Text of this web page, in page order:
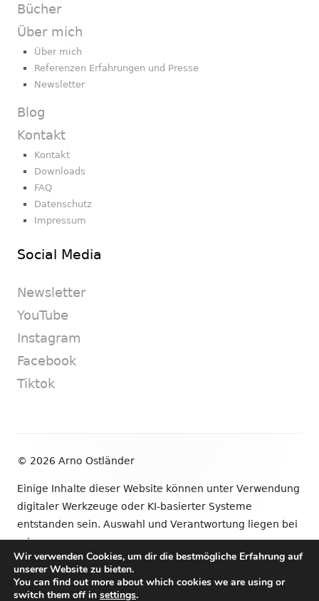
Bücher
Über mich
Über mich
Referenzen Erfahrungen und Presse
Newsletter
Blog
Kontakt
Kontakt
Downloads
FAQ
Datenschutz
Impressum
Social Media
Newsletter
YouTube
Instagram
Facebook
Tiktok
© 2026 Arno Ostländer
Einige Inhalte dieser Website können unter Verwendung
digitaler Werkzeuge oder KI-basierter Systeme
entstanden sein. Auswahl und Verantwortung liegen bei
mir.
•VerwendetTiny Framework
Wir verwenden Cookies, um dir die bestmögliche Erfahrung auf
unserer Website zu bieten.
You can find out more about which cookies we are using or
switch them off in settings.